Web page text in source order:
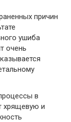
причин
ушиба
очень
в
хрящевую и